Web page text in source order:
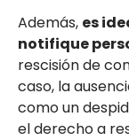
Además, es
notifique
rescisión de
caso, la
como un
el derecho a